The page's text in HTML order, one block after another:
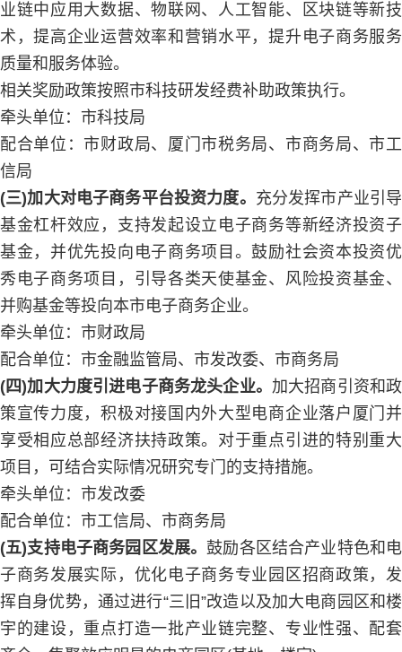
业链中应用大数据、物联网、人工智能、区块链等新技
术，提高企业运营效率和营销水平，提升电子商务服务
质量和服务体验。
相关奖励政策按照市科技研发经费补助政策执行。
牵头单位：市科技局
配合单位：市财政局、厦门市税务局、市商务局、市工
信局
(三)加大对电子商务平台投资力度。 充分发挥市产业引导
基金杠杆效应，支持发起设立电子商务等新经济投资子
基金，并优先投向电子商务项目。鼓励社会资本投资优
秀电子商务项目，引导各类天使基金、风险投资基金、
并购基金等投向本市电子商务企业。
牵头单位：市财政局
配合单位：市金融监管局、市发改委、市商务局
(四)加大力度引进电子商务龙头企业。 加大招商引资和政
策宣传力度，积极对接国内外大型电商企业落户厦门并
享受相应总部经济扶持政策。对于重点引进的特别重大
项目，可结合实际情况研究专门的支持措施。
牵头单位：市发改委
配合单位：市工信局、市商务局
(五)支持电子商务园区发展。 鼓励各区结合产业特色和电
子商务发展实际，优化电子商务专业园区招商政策，发
挥自身优势，通过进行“三旧”改造以及加大电商园区和楼
宇的建设，重点打造一批产业链完整、专业性强、配套